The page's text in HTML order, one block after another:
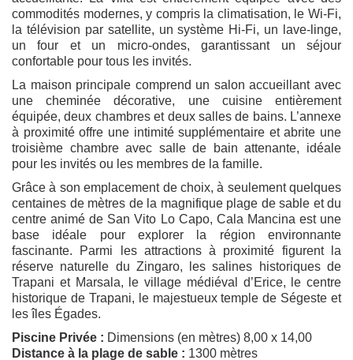
commodités modernes, y compris la climatisation, le Wi-Fi,
la télévision par satellite, un système Hi-Fi, un lave-linge,
un four et un micro-ondes, garantissant un séjour
confortable pour tous les invités.
La maison principale comprend un salon accueillant avec
une cheminée décorative, une cuisine entièrement
équipée, deux chambres et deux salles de bains. L’annexe
à proximité offre une intimité supplémentaire et abrite une
troisième chambre avec salle de bain attenante, idéale
pour les invités ou les membres de la famille.
Grâce à son emplacement de choix, à seulement quelques
centaines de mètres de la magnifique plage de sable et du
centre animé de San Vito Lo Capo, Cala Mancina est une
base idéale pour explorer la région environnante
fascinante. Parmi les attractions à proximité figurent la
réserve naturelle du Zingaro, les salines historiques de
Trapani et Marsala, le village médiéval d’Erice, le centre
historique de Trapani, le majestueux temple de Ségeste et
les îles Égades.
Piscine Privée : Dimensions (en mètres) 8,00 x 14,00
Distance à la plage de sable : 1300 mètres